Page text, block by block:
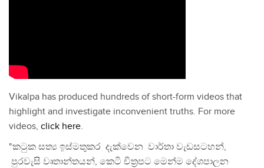
Vikalpa has produced hundreds of short-form videos that
highlight and investigate inconvenient truths. For more
videos, click here.
"කටුක සත්‍ය ඉස්මතුකර දැක්වෙන වාර්තා වැඩසටහන්,
පුරවැසි වෘතාන්තයන්, කෙටි චිත්‍රපට මෙන්ම දේශපාලන